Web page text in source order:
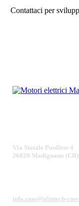
Contattaci per
Via Statale Paullese 4
26020 Madignano (CR)
info.cme@alintech-